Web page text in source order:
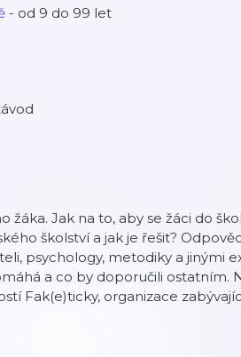
- od 9 do 99 let
žáka. Jak na to, aby se žáci do
školství a jak je řešit?
psychology, metodiky a jinými
a co by doporučili ostatním.
Fak(e)ticky, organizace